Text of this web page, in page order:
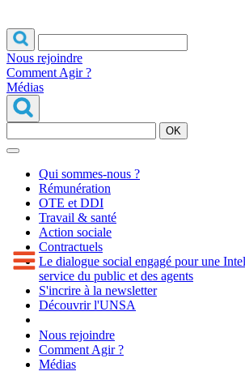
Nous rejoindre
Comment Agir ?
Médias
OK
Qui sommes-nous ?
Rémunération
OTE et DDI
Travail & santé
Action sociale
Contractuels
Le dialogue social engagé pour une
service du public et des agents
S'incrire à la newsletter
Découvrir l'UNSA
Nous rejoindre
Comment Agir ?
Médias